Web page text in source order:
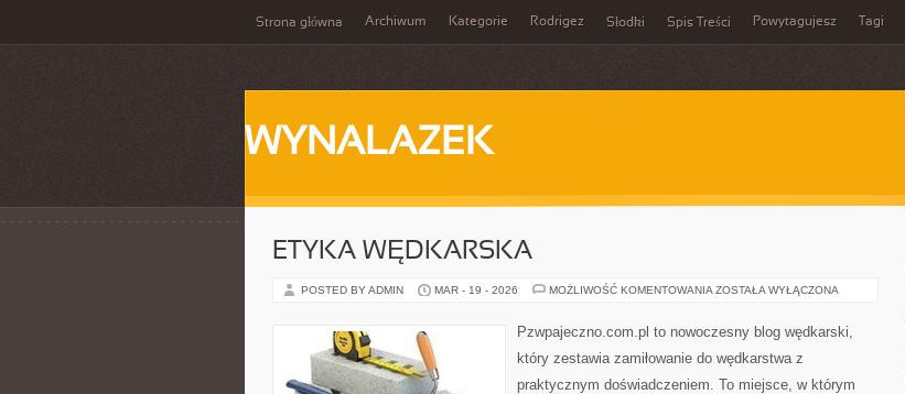
Strona główna Archiwum Kategorie Rodrigez Słodki Spis Treści Powytagujesz Tagi
WYNALAZEK
ETYKA WĘDKARSKA
POSTED BY ADMIN MAR - 19 - 2026 MOŻLIWOŚĆ KOMENTOWANIA ETYKA
ZOSTAŁA WYŁĄCZONA
Pzwpajeczno.com.pl to nowoczesny blog wędkarski,
który zestawia zamiłowanie do wędkarstwa z
praktycznym doświadczeniem. To miejsce, w którym